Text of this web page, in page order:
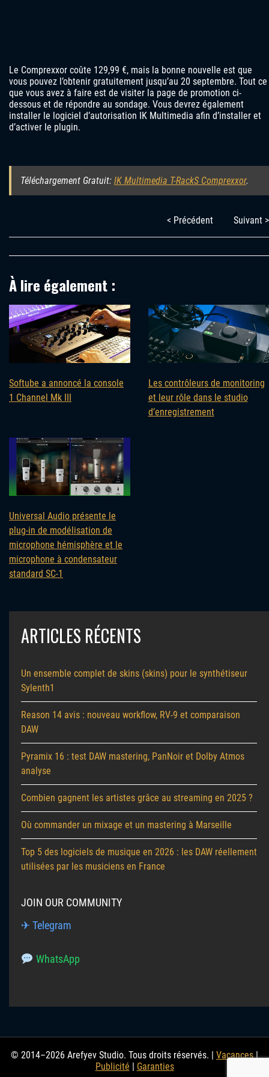
Le Comprexxor coûte 129,99 €, mais la bonne nouvelle est que
vous pouvez l’obtenir gratuitement jusqu’au 20 septembre. Tout ce
que vous avez à faire est de visiter la page de promotion ci-
dessous et de répondre au sondage. Vous devrez également
installer le logiciel d’autorisation IK Multimedia afin d’installer et
d’activer le plugin.
Téléchargement Gratuit: IK Multimedia T-RackS Comprexxor.
< Précédent Suivant >
À lire également :
Softube a annoncé la console
1 Channel Mk III
Les contrôleurs de monitoring
et leur rôle dans le studio
d’enregistrement
Universal Audio présente le
plug-in de modélisation de
microphone hémisphère et le
microphone à condensateur
standard SC-1
ARTICLES RÉCENTS
Un ensemble complet de skins (skins) pour le synthétiseur
Sylenth1
Reason 14 avis : nouveau workflow, RV-9 et comparaison
DAW
Pyramix 16 : test DAW mastering, PanNoir et Dolby Atmos
analyse
Combien gagnent les artistes grâce au streaming en 2025 ?
Où commander un mixage et un mastering à Marseille
Top 5 des logiciels de musique en 2026 : les DAW réellement
utilisées par les musiciens en France
JOIN OUR COMMUNITY
✈ Telegram
WhatsApp
© 2014–2026 Arefyev Studio. Tous droits réservés. | Vacances|
Publicité
Garanties